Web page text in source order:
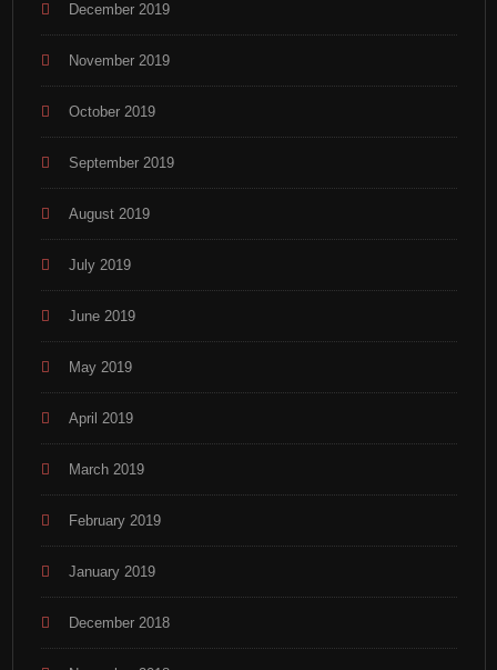
December 2019
November 2019
October 2019
September 2019
August 2019
July 2019
June 2019
May 2019
April 2019
March 2019
February 2019
January 2019
December 2018